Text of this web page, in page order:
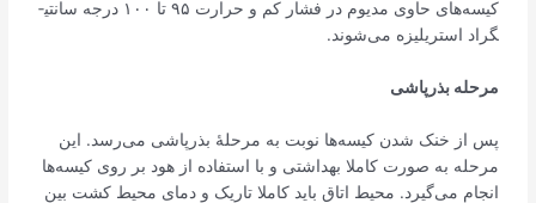
کیسه‌های حاوی مدیوم در فشار کم و حرارت ۹۵ تا ۱۰۰ درجه سانتی­
گراد استریلیزه می‌شوند.
مرحله بذرپاشی
پس از خنک شدن کیسه‌ها نوبت به مرحلۀ بذرپاشی می‌رسد. این
مرحله به­ صورت کاملا بهداشتی و با استفاده از هود بر روی کیسه‌ها
انجام می‌گیرد. محیط اتاق باید کاملا تاریک و دمای محیط کشت بین